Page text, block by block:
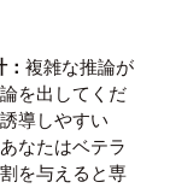
：複雑な推論が
を出してくだ
導しやすい
あなたはベテラ
を与えると専